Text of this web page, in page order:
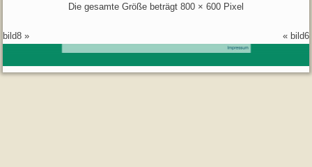
Die gesamte Größe beträgt 800 × 600 Pixel
bild8 » « bild6